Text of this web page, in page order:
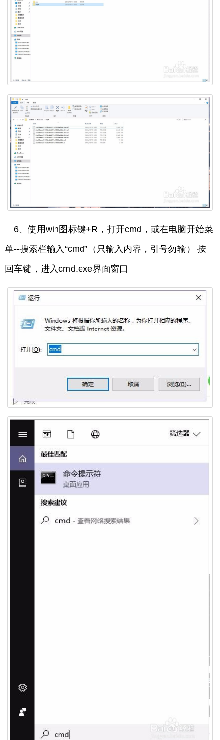
6、使用win图标键+R，打开cmd，或在电脑开始菜
单--搜索栏输入“cmd”（只输入内容，引号勿输） 按
回车键，进入cmd.exe界面窗口